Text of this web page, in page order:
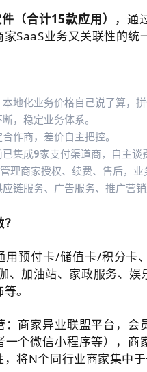
（合计15款应用）
，通
家SaaS业务又关联性的统
地化业务价格自己说了算，
，稳定业务体系。
作商，差价自主把控。
已集成9家支付渠道商，自主谈
理商家授权、续费、售后，
链服务、广告服务、推广营
用预付卡/储值卡/积分卡
、加油站、家政服务、
。
商家异业联盟平台，会
一个微信小程序等），
，将N个同行业商家集中